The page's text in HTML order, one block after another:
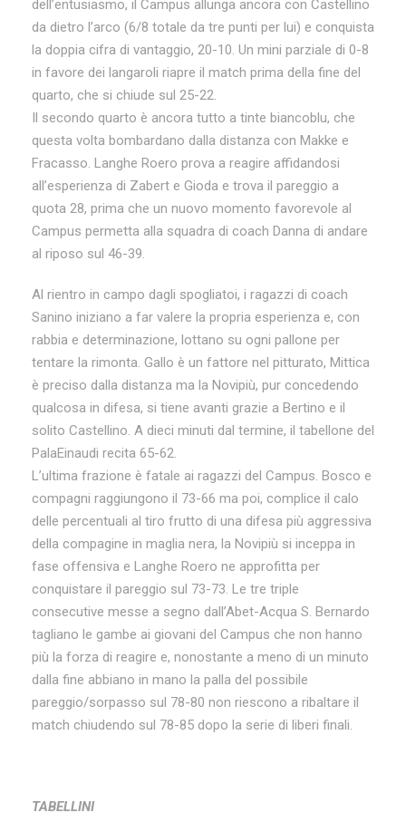
dell’entusiasmo, il Campus allunga ancora con Castellino
da dietro l’arco (6/8 totale da tre punti per lui) e conquista
la doppia cifra di vantaggio, 20-10. Un mini parziale di 0-8
in favore dei langaroli riapre il match prima della fine del
quarto, che si chiude sul 25-22.
Il secondo quarto è ancora tutto a tinte biancoblu, che
questa volta bombardano dalla distanza con Makke e
Fracasso. Langhe Roero prova a reagire affidandosi
all’esperienza di Zabert e Gioda e trova il pareggio a
quota 28, prima che un nuovo momento favorevole al
Campus permetta alla squadra di coach Danna di andare
al riposo sul 46-39.
Al rientro in campo dagli spogliatoi, i ragazzi di coach
Sanino iniziano a far valere la propria esperienza e, con
rabbia e determinazione, lottano su ogni pallone per
tentare la rimonta. Gallo è un fattore nel pitturato, Mittica
è preciso dalla distanza ma la Novipiù, pur concedendo
qualcosa in difesa, si tiene avanti grazie a Bertino e il
solito Castellino. A dieci minuti dal termine, il tabellone del
PalaEinaudi recita 65-62.
L’ultima frazione è fatale ai ragazzi del Campus. Bosco e
compagni raggiungono il 73-66 ma poi, complice il calo
delle percentuali al tiro frutto di una difesa più aggressiva
della compagine in maglia nera, la Novipiù si inceppa in
fase offensiva e Langhe Roero ne approfitta per
conquistare il pareggio sul 73-73. Le tre triple
consecutive messe a segno dall’Abet-Acqua S. Bernardo
tagliano le gambe ai giovani del Campus che non hanno
più la forza di reagire e, nonostante a meno di un minuto
dalla fine abbiano in mano la palla del possibile
pareggio/sorpasso sul 78-80 non riescono a ribaltare il
match chiudendo sul 78-85 dopo la serie di liberi finali.
TABELLINI